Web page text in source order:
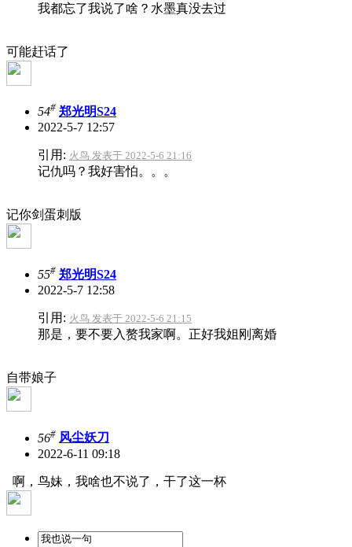
我都忘了我说了啥？水墨真没去过
可能赶话了
54# 郑光明S24
2022-5-7 12:57
引用: 火鸟 发表于 2022-5-6 21:16
记仇吗？我好害怕。。。
记你剑蛋刺版
55# 郑光明S24
2022-5-7 12:58
引用: 火鸟 发表于 2022-5-6 21:15
那是，要不要入赘我家啊。正好我姐刚离婚
自带娘子
56# 风尘妖刀
2022-6-11 09:18
啊，鸟妹，我啥也不说了，干了这一杯